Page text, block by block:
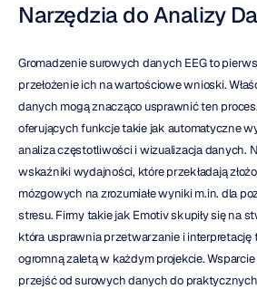
Narzędzia do Analizy
Gromadzenie surowych danych EEG to
przełożenie ich na wartościowe wnioski.
danych mogą znacząco usprawnić ten
oferujących funkcje takie jak automatyczne
analiza częstotliwości i wizualizacja danych.
wskaźniki wydajności, które przekładają
mózgowych na zrozumiałe wyniki m.in. dla
stresu. Firmy takie jak Emotiv skupiły się na
która usprawnia przetwarzanie i interpretację
ogromną zaletą w każdym projekcie.